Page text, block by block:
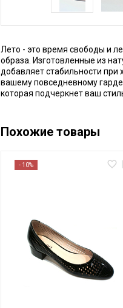
Лето - это время свободы и
образа. Изготовленные из
добавляет стабильности
вашему повседневному
которая подчеркнет ваш
Похожие товары
- 10%